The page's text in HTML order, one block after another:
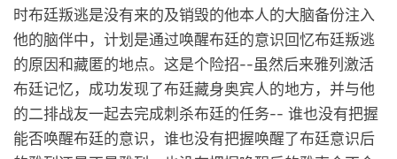
时布廷叛逃是没有来的及销毁的他本人的大脑备份注入
他的脑伴中，计划是通过唤醒布廷的意识回忆布廷叛逃
的原因和藏匿的地点。这是个险招--虽然后来雅列激活
布廷记忆，成功发现了布廷藏身奥宾人的地方，并与他
的二排战友一起去完成刺杀布廷的任务-- 谁也没有把握
能否唤醒布廷的意识，谁也没有把握唤醒了布廷意识后